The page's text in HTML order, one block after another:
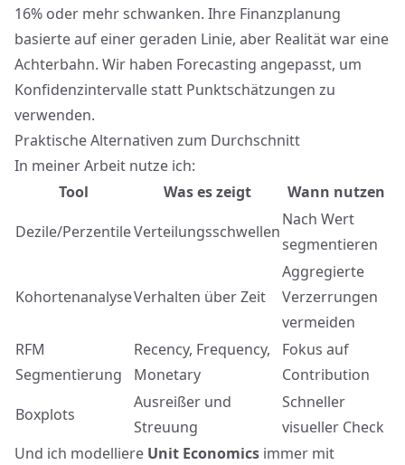
16% oder mehr schwanken. Ihre Finanzplanung
basierte auf einer geraden Linie, aber Realität war eine
Achterbahn. Wir haben Forecasting angepasst, um
Konfidenzintervalle statt Punktschätzungen zu
verwenden.
Praktische Alternativen zum Durchschnitt
In meiner Arbeit nutze ich:
Tool
Was es zeigt
Wann nutzen
Dezile/PerzentileVerteilungsschwellen
Nach Wert
segmentieren
KohortenanalyseVerhalten über Zeit
Aggregierte
Verzerrungen
vermeiden
RFM
Segmentierung
Recency, Frequency,
Monetary
Fokus auf
Contribution
Boxplots
Ausreißer und
Streuung
Schneller
visueller Check
Und ich modelliere Unit Economics immer mit